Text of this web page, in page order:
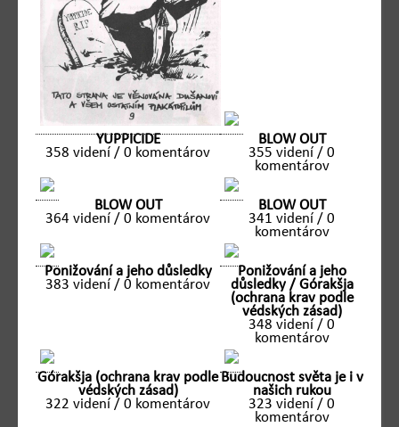
YUPPICIDE
358 videní / 0 komentárov
BLOW OUT
355 videní / 0
komentárov
BLOW OUT
364 videní / 0 komentárov
BLOW OUT
341 videní / 0
komentárov
Ponižování a jeho důsledky
383 videní / 0 komentárov
Ponižování a jeho
důsledky / Górakšja
(ochrana krav podle
védských zásad)
348 videní / 0
komentárov
Górakšja (ochrana krav podle
védských zásad)
322 videní / 0 komentárov
Budoucnost světa je i v
našich rukou
323 videní / 0
komentárov